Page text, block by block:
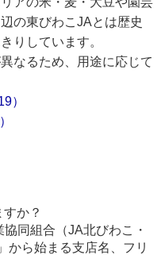
の東びわこJAとは歴史
りしています。
なるため、用途に応じて
）
か？
同組合（JA北びわこ・
から始まる支店名、フリ